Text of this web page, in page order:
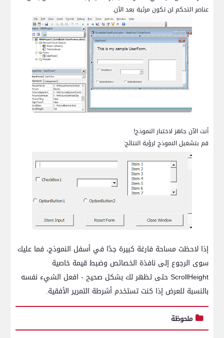
عناصر التحكم لن تكون مرئية بعد الآن.
أنت الآن جاهز لاختبار النموذج!
قم بتشغيل النموذج لرؤية النتائج:
إذا لاحظت مساحة فارغة كبيرة جدًا في أسفل النموذج، فما عليك
سوى الرجوع إلى نافذة الخصائص وضبط قيمة خاصية
ScrollHeightحتى تظهر لك بشكل صحيح - افعل الشيء نفسه
بالنسبة للعرض إذا كنت تستخدم أشرطة التمرير الأفقية.
ملحوظة